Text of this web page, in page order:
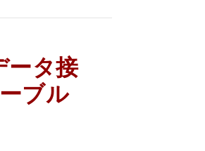
タ接
ブル